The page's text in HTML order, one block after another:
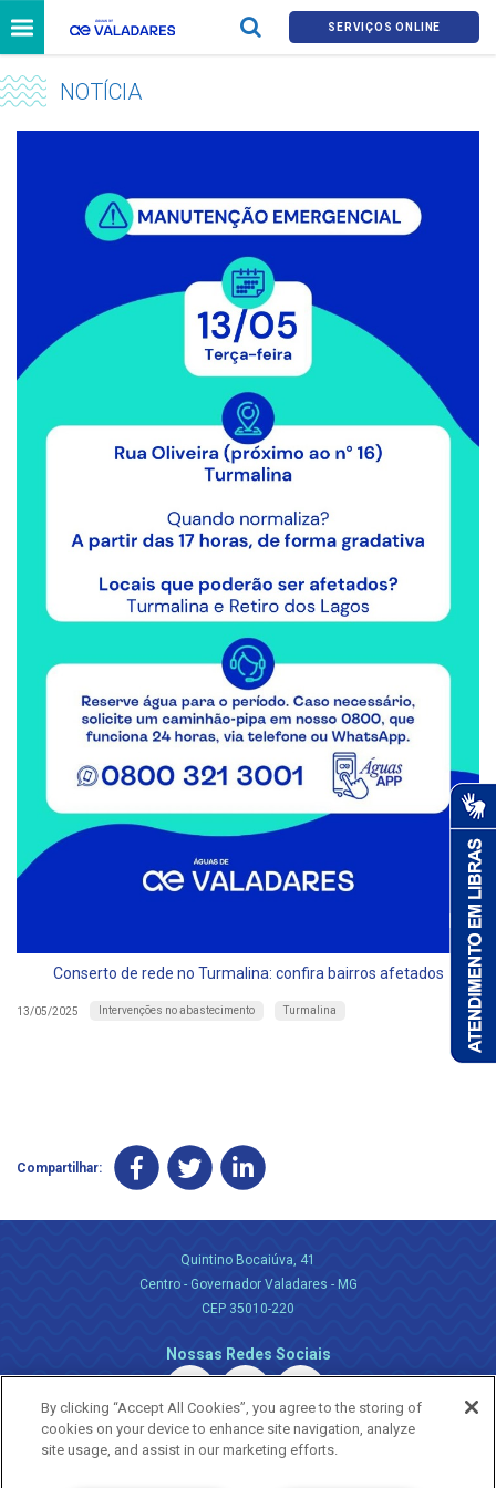
SERVIÇOS ONLINE
NOTÍCIA
Conserto de rede no Turmalina: confira bairros afetados
13/05/2025 Intervenções no abastecimento Turmalina
Compartilhar:
Quintino Bocaiúva, 41
Centro - Governador Valadares - MG
CEP 35010-220
Nossas Redes Sociais
By clicking “Accept All Cookies”, you agree to the storing of
cookies on your device to enhance site navigation, analyze
site usage, and assist in our marketing efforts.